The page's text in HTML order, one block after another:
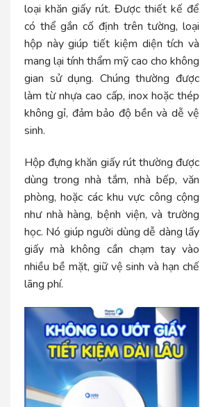
loại khăn giấy rút. Được thiết kế để
có thể gắn cố định trên tường, loại
hộp này giúp tiết kiệm diện tích và
mang lại tính thẩm mỹ cao cho không
gian sử dụng. Chúng thường được
làm từ nhựa cao cấp, inox hoặc thép
không gỉ, đảm bảo độ bền và dễ vệ
sinh.
Hộp đựng khăn giấy rút thường được
dùng trong nhà tắm, nhà bếp, văn
phòng, hoặc các khu vực công cộng
như nhà hàng, bệnh viện, và trường
học. Nó giúp người dùng dễ dàng lấy
giấy mà không cần chạm tay vào
nhiều bề mặt, giữ vệ sinh và hạn chế
lãng phí.